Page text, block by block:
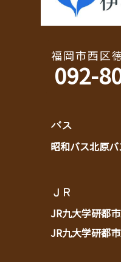
福岡市西区
092-
バス
昭和バス北原
ＪＲ
JR九大学研都
JR九大学研都